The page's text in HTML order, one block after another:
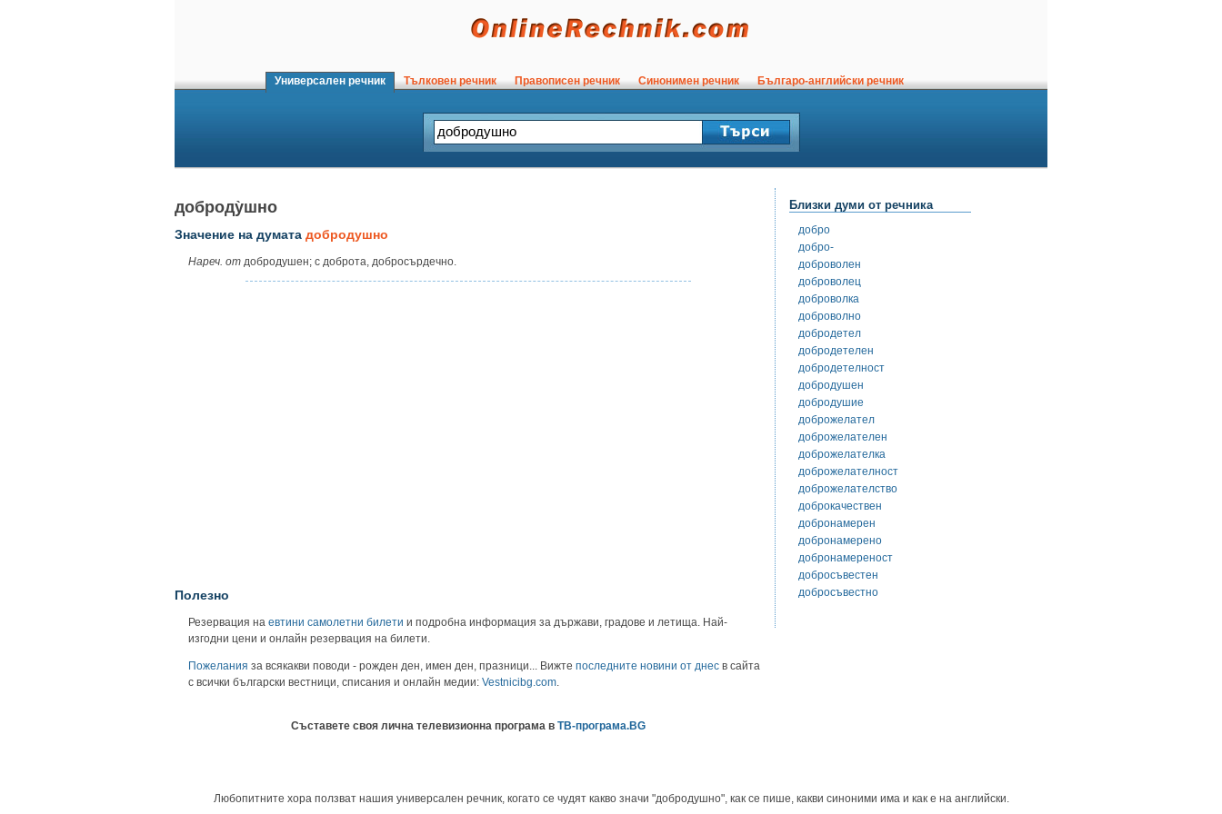
Универсален речник Тълковен речник Правописен речник Синонимен речник Българо-английски речник
доброду̀шно
Значение на думата добродушно
Нареч. от добродушен; с доброта, добросърдечно.
Полезно
Резервация на евтини самолетни билети и подробна информация за държави, градове и летища. Най-
изгодни цени и онлайн резервация на билети.
Пожелания за всякакви поводи - рожден ден, имен ден, празници... Вижте последните новини от днес в сайта
с всички български вестници, списания и онлайн медии: Vestnicibg.com
Съставете своя лична телевизионна програма в ТВ-програма.BG
Близки думи от речника
добро
добро-
доброволен
доброволец
доброволка
доброволно
добродетел
добродетелен
добродетелност
добродушен
добродушие
доброжелател
доброжелателен
доброжелателка
доброжелателност
доброжелателство
доброкачествен
добронамерен
добронамерено
добронамереност
добросъвестен
добросъвестно
Любопитните хора ползват нашия универсален речник, когато се чудят какво значи "добродушно", как се пише, какви синоними има и как е на английски.